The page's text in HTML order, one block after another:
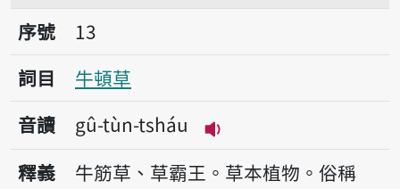
序號13牛頓草
序號
13
詞目
牛頓草
音讀
gû-tùn-tsháu
播放音讀gû-tùn-tsháu
釋義
牛筋草、草霸王。草本植物。俗稱